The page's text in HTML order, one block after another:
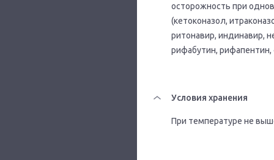
осторожность при
(кетоконазол,
ритонавир, индинавир,
рифабутин,
Условия хранения
При температуре не